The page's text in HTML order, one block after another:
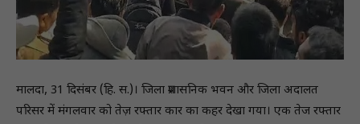
मालदा, 31 दिसंबर (हि. स.)। जिला प्रशासनिक भवन और जिला अदालत
परिसर में मंगलवार को तेज़ रफ्तार कार का कहर देखा गया। एक तेज रफ्तार